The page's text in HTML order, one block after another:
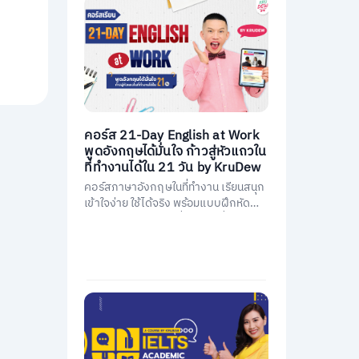
คอร์ส 21-Day English at Work
พูดอังกฤษได้มั่นใจ ก้าวสู่หัวแถวใน
ที่ทำงานได้ใน 21 วัน by KruDew
คอร์สภาษาอังกฤษในที่ทำงาน เรียนสนุก
เข้าใจง่าย ใช้ได้จริง พร้อมแบบฝึกหัดนำ